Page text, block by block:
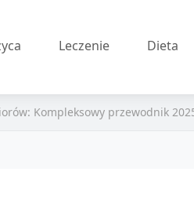
Leczenie Dieta
Kompleksowy przewodnik